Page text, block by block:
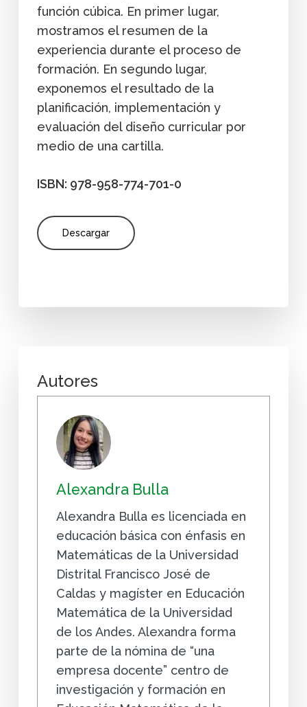
función cúbica. En primer lugar,
mostramos el resumen de la
experiencia durante el proceso de
formación. En segundo lugar,
exponemos el resultado de la
planificación, implementación y
evaluación del diseño curricular por
medio de una cartilla.
ISBN: 978-958-774-701-0
Descargar
Autores
Alexandra Bulla
Alexandra Bulla es licenciada en
educación básica con énfasis en
Matemáticas de la Universidad
Distrital Francisco José de
Caldas y magíster en Educación
Matemática de la Universidad
de los Andes. Alexandra forma
parte de la nómina de “una
empresa docente” centro de
investigación y formación en